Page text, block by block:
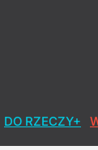
DO RZECZY+